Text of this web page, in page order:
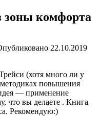
комфорта
22.10.2019
(хотя много ли у
методиках повышения
— применение
что вы делаете . Книга
Рекомендую:)